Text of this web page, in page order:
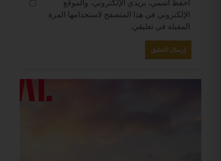
احفظ اسمي، بريدي الإلكتروني، والموقع
الإلكتروني في هذا المتصفح لاستخدامها المرة
المقبلة في تعليقي.